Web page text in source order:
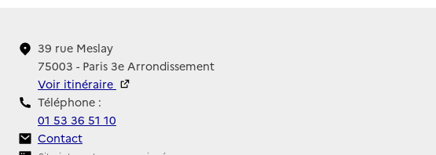
39 rue Meslay
75003 - Paris 3e Arrondissement
Voir itinéraire
Téléphone :
01 53 36 51 10
Contact
Contact